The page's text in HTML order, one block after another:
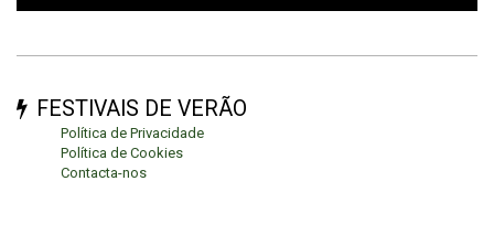
FESTIVAIS DE VERÃO
Política de Privacidade
Política de Cookies
Contacta-nos